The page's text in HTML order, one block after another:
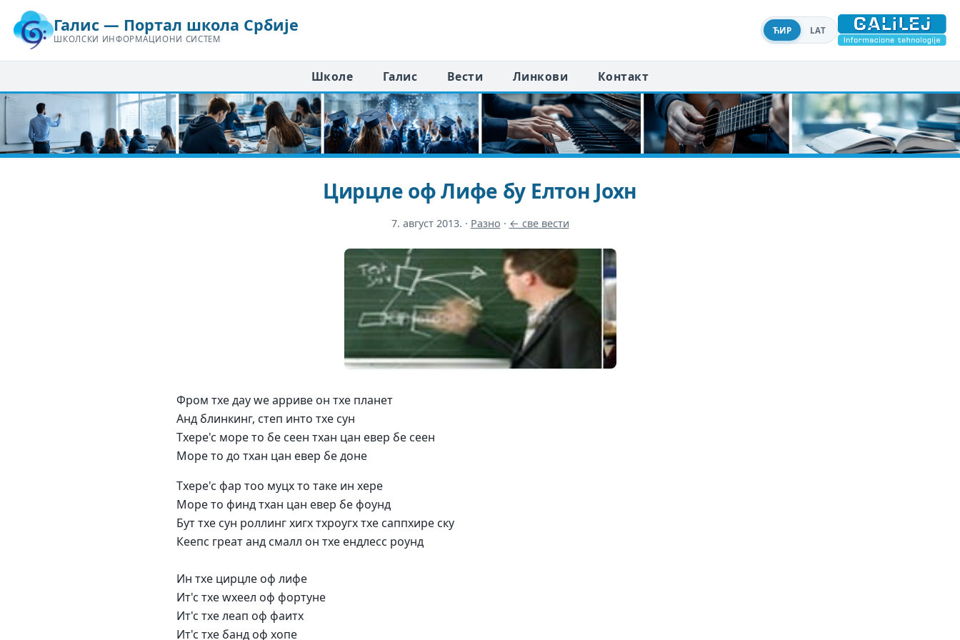
Галис — Портал школа Србије
ШКОЛСКИ ИНФОРМАЦИОНИ СИСТЕМ
ЋИР LAT
Школе Галис Вести Линкови Контакт
Цирцле оф Лифе бy Елтон Јохн
7. август 2013. · Разно · ← све вести
Фром тхе даy wе арриве он тхе планет
Анд блинкинг, степ инто тхе сун
Тхере'с море то бе сеен тхан цан евер бе сеен
Море то до тхан цан евер бе доне
Тхере'с фар тоо муцх то таке ин хере
Море то финд тхан цан евер бе фоунд
Бут тхе сун роллинг хигх тхроугх тхе саппхире скy
Кеепс греат анд смалл он тхе ендлесс роунд
Ин тхе цирцле оф лифе
Ит'с тхе wхеел оф фортуне
Ит'с тхе леап оф фаитх
Ит'с тхе банд оф хопе